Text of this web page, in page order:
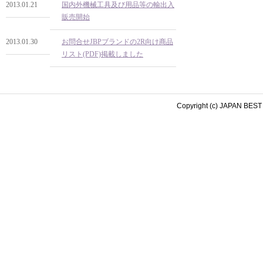
2013.01.21
国内外機械工具及び用品等の輸出入
販売開始
2013.01.30
お問合せJBPブランドの2R向け商品
リスト(PDF)掲載しました
Copyright (c) JAPAN